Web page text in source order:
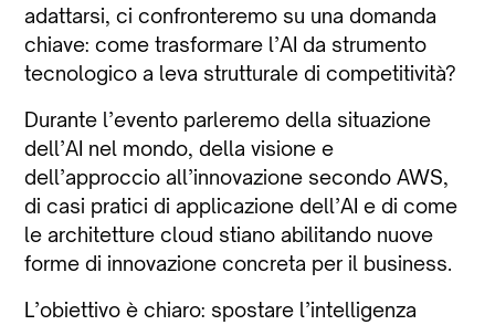
adattarsi, ci confronteremo su una domanda
chiave: come trasformare l’AI da strumento
tecnologico a leva strutturale di competitività?
Durante l’evento parleremo della situazione
dell’AI nel mondo, della visione e
dell’approccio all’innovazione secondo AWS,
di casi pratici di applicazione dell’AI e di come
le architetture cloud stiano abilitando nuove
forme di innovazione concreta per il business.
L’obiettivo è chiaro: spostare l’intelligenza